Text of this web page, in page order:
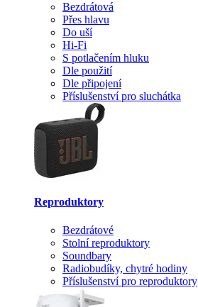
Bezdrátová
Přes hlavu
Do uší
Hi-Fi
S potlačením hluku
Dle použití
Dle připojení
Příslušenství pro sluchátka
Reproduktory
Bezdrátové
Stolní reproduktory
Soundbary
Radiobudíky, chytré hodiny
Příslušenství pro reproduktory